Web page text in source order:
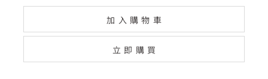
加入購物車
立即購買